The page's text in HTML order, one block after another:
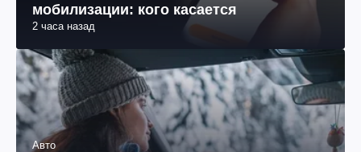
мобилизации: кого касается
2 часа назад
Авто